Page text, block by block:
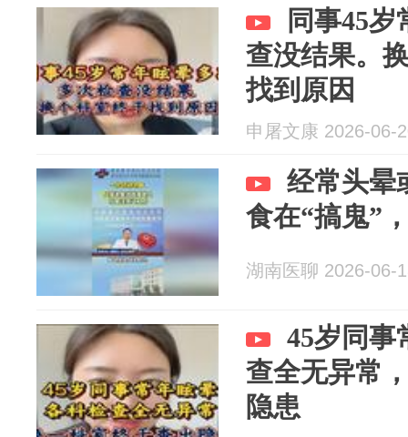
同事45
查没结果。
找到原因
申屠文康 2026-06-
经常头晕
食在“搞鬼”
湖南医聊 2026-06-
45岁同事
查全无异常
隐患